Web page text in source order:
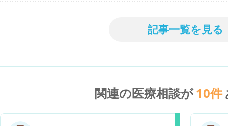
記事一覧を見る
関連の医療相談が10件